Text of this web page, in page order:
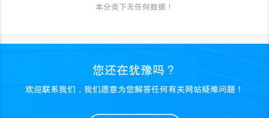
本分类下无任何数据！
您还在犹豫吗？
欢迎联系我们，我们愿意为您解答任何有关网站疑难问题！